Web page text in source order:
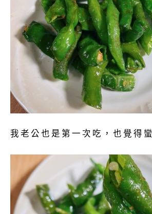
我老公也是第一次吃，也覺得